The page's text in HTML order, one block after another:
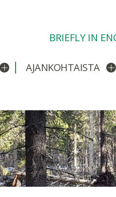
BRIEFLY IN
Avaa/sulje alavalikko
AJANKOHTAISTA